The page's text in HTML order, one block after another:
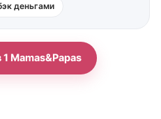
деньгами
Mamas&Papas